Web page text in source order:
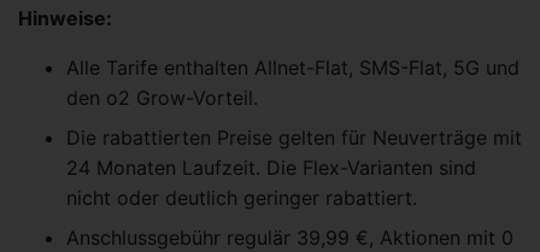
Hinweise:
Alle Tarife enthalten Allnet-Flat, SMS-Flat, 5G und
den o2 Grow-Vorteil.
Die rabattierten Preise gelten für Neuverträge mit
24 Monaten Laufzeit. Die Flex-Varianten sind
nicht oder deutlich geringer rabattiert.
Anschlussgebühr regulär 39,99 €, Aktionen mit 0